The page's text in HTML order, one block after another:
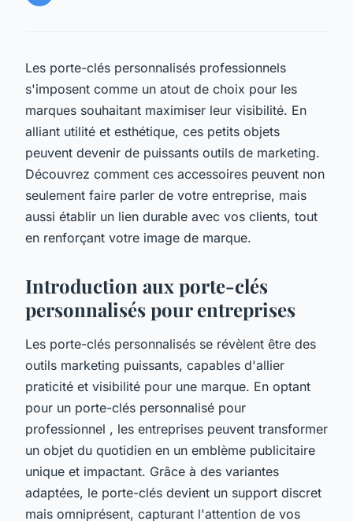
Les porte-clés personnalisés professionnels
s'imposent comme un atout de choix pour les
marques souhaitant maximiser leur visibilité. En
alliant utilité et esthétique, ces petits objets
peuvent devenir de puissants outils de marketing.
Découvrez comment ces accessoires peuvent non
seulement faire parler de votre entreprise, mais
aussi établir un lien durable avec vos clients, tout
en renforçant votre image de marque.
Introduction aux porte-clés
personnalisés pour entreprises
Les porte-clés personnalisés se révèlent être des
outils marketing puissants, capables d'allier
praticité et visibilité pour une marque. En optant
pour un porte-clés personnalisé pour
professionnel , les entreprises peuvent transformer
un objet du quotidien en un emblème publicitaire
unique et impactant. Grâce à des variantes
adaptées, le porte-clés devient un support discret
mais omniprésent, capturant l'attention de vos